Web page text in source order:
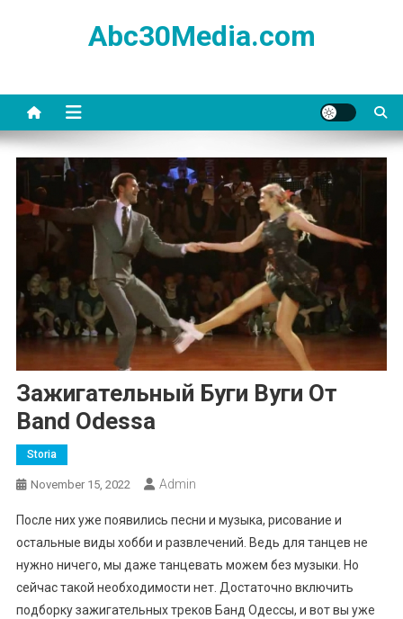
Abc30Media.com
Зажигательный Буги Вуги От
Band Odessa
Storia
November 15, 2022 Admin
После них уже появились песни и музыка, рисование и
остальные виды хобби и развлечений. Ведь для танцев не
нужно ничего, мы даже танцевать можем без музыки. Но
сейчас такой необходимости нет. Достаточно включить
подборку зажигательных треков Банд Одессы, и вот вы уже